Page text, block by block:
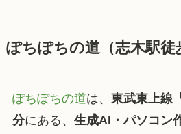
ぽちぽちの道（志木駅徒
ぽちぽちの道は、 東武東上線
分にある、 生成AI・パソコン